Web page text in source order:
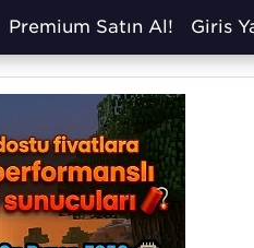
Premium Satın Al! Giriş